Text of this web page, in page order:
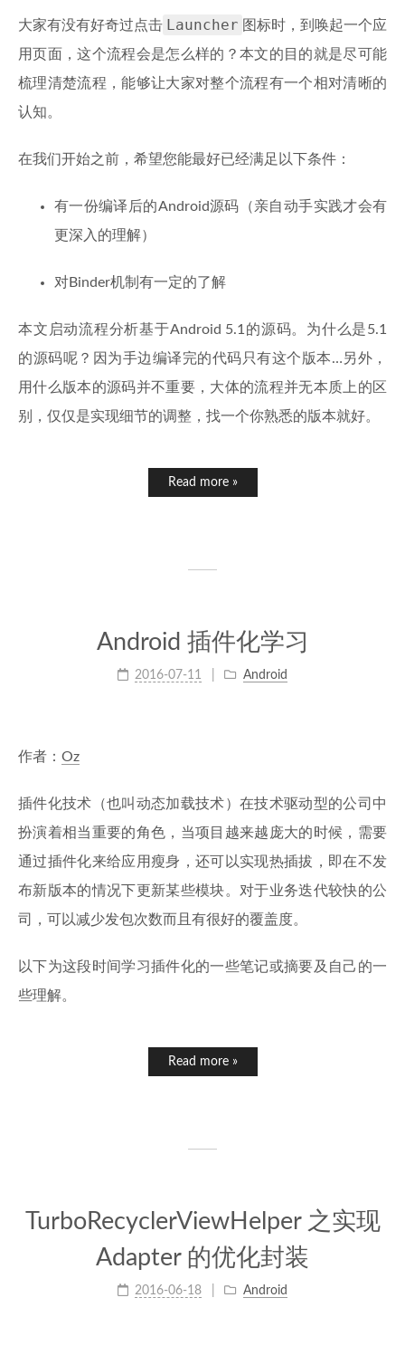
大家有没有好奇过点击 Launcher 图标时，到唤起一个应
用页面，这个流程会是怎么样的？本文的目的就是尽可能
梳理清楚流程，能够让大家对整个流程有一个相对清晰的
认知。
在我们开始之前，希望您能最好已经满足以下条件：
有一份编译后的Android源码（亲自动手实践才会有
更深入的理解）
对Binder机制有一定的了解
本文启动流程分析基于Android 5.1的源码。为什么是5.1
的源码呢？因为手边编译完的代码只有这个版本…另外，
用什么版本的源码并不重要，大体的流程并无本质上的区
别，仅仅是实现细节的调整，找一个你熟悉的版本就好。
Read more »
Android 插件化学习
2016-07-11 Android
作者： Oz
插件化技术（也叫动态加载技术）在技术驱动型的公司中
扮演着相当重要的角色，当项目越来越庞大的时候，需要
通过插件化来给应用瘦身，还可以实现热插拔，即在不发
布新版本的情况下更新某些模块。对于业务迭代较快的公
司，可以减少发包次数而且有很好的覆盖度。
以下为这段时间学习插件化的一些笔记或摘要及自己的一
些理解。
Read more »
TurboRecyclerViewHelper 之实现
Adapter 的优化封装
2016-06-18 Android